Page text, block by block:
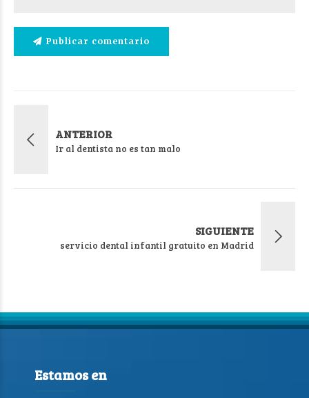
Publicar comentario
ANTERIOR
Ir al dentista no es tan malo
SIGUIENTE
servicio dental infantil gratuito en Madrid
Estamos en